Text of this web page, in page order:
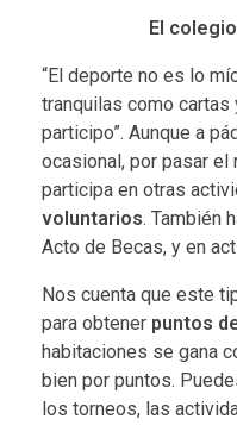
El
“El deporte no es lo
tranquilas como
participo”. Aunque a
ocasional, por pasar el
participa en otras
voluntarios. También
Acto de Becas, y en
Nos cuenta que este
para obtener puntos
habitaciones se gana
bien por puntos.
los torneos, las